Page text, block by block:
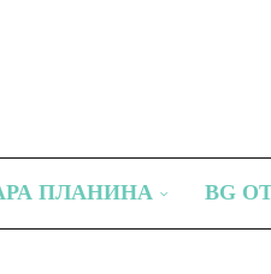
ПЛАНИНА BG